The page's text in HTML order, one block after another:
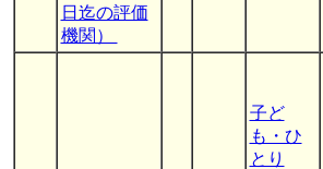
日迄の評価
機関）
子ど
も・ひ
とり